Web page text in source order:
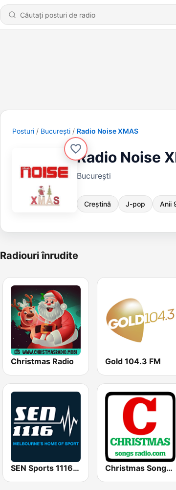
Posturi Bucureşti Radio Noise XMAS
Radio Noise
Bucureşti
Creștină J-pop Anii
Radiouri înrudite
Christmas Radio Gold 104.3 FM
SEN Sports 1116 AM Christmas Songs Radio